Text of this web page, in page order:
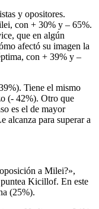
y opositores.
con + 30% y – 65%.
que en algún
afectó su imagen la
con + 39% y –
Tiene el mismo
(- 42%). Otro que
es el de mayor
alcanza para superar a
a Milei?»,
Kicillof. En este
(25%).